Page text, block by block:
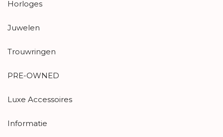
Horloges
Juwelen
Trouwringen
PRE-OWNED
Luxe Accessoires
Informatie